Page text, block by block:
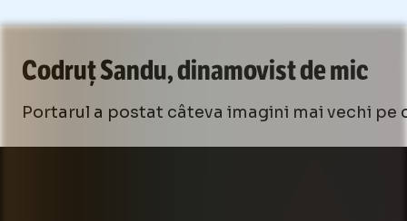
Codruț Sandu, dinamovist de mic
Portarul a postat câteva imagini mai vechi pe